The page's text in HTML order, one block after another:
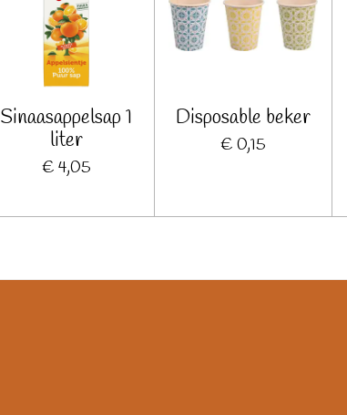
Sinaasappelsap 1
liter
€ 4,05
Disposable beker
€ 0,15